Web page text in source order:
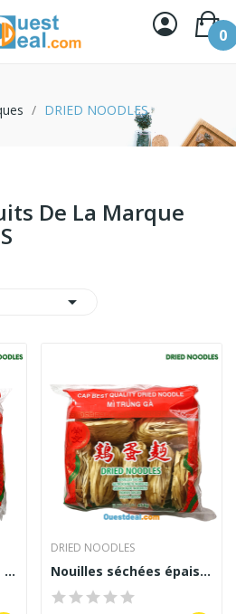
0
DRIED NOODLES
De La Marque

Nouilles fines séchées DRIED NOODLES 454 g
DRIED NOODLES
Nouilles séchées épaisses de Dried Noodles 454 g